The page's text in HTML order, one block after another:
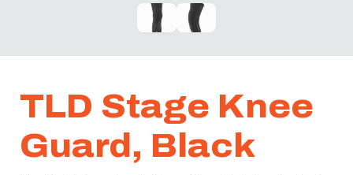
TLD Stage Knee
Guard, Black